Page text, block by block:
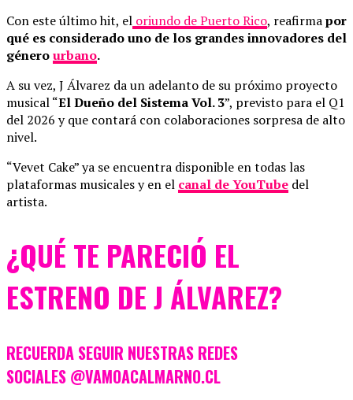
Con este último hit, el oriundo de Puerto Rico, reafirmapor
qué es considerado uno de los grandes innovadores del
génerourbano.
A su vez, J Álvarez da un adelanto de su próximo proyecto
musical “El Dueño del Sistema Vol. 3”, previsto para el Q1
del 2026 y que contará con colaboraciones sorpresa de alto
nivel.
“Vevet Cake” ya se encuentra disponible en todas las
plataformas musicales y en el canal deYouTube del
artista.
¿QUÉ TE PARECIÓ EL
ESTRENO DE J ÁLVAREZ?
RECUERDA SEGUIR NUESTRAS REDES
SOCIALES @VAMOACALMARNO.CL